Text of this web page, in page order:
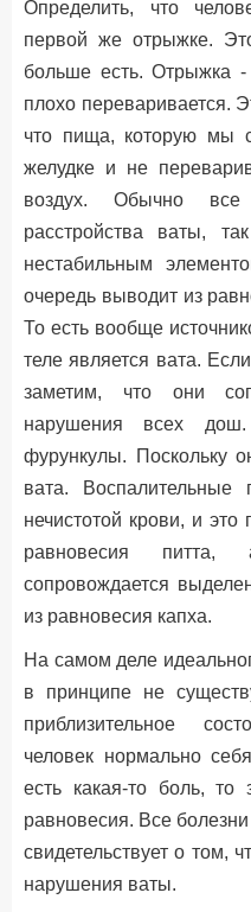
Определить, что
первой же отрыжке.
больше есть. Отрыжка -
плохо переваривается.
что пища, которую мы
желудке и не
воздух. Обычно
расстройства ваты,
нестабильным
очередь выводит из
То есть вообще
теле является вата.
заметим, что они
нарушения всех
фурункулы. Поскольку
вата.
нечистотой крови, и
равновесия
сопровождается
из равновесия капха.
На самом деле
в принципе не
приблизительное
человек нормально
есть какая-то боль,
равновесия. Все
свидетельствует о том,
нарушения ваты.